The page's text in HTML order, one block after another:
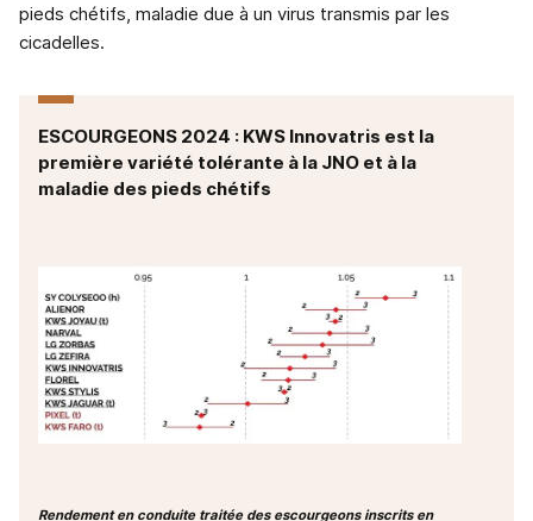
pieds chétifs, maladie due à un virus transmis par les
cicadelles.
ESCOURGEONS 2024 : KWS Innovatris est la
première variété tolérante à la JNO et à la
maladie des pieds chétifs
Rendement en conduite traitée des escourgeons inscrits en